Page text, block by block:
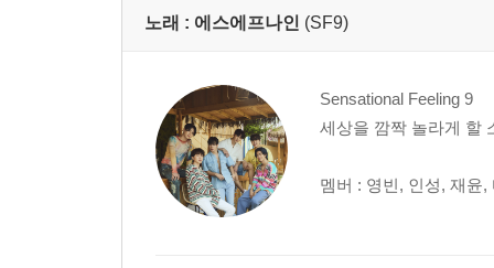
노래 : 에스에프나인 (SF9)
Sensational Feeling 9
세상을 깜짝 놀라게 할
멤버 : 영빈, 인성, 재윤